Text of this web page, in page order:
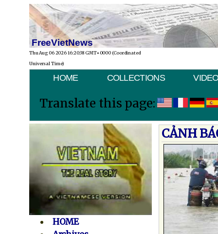
FreeVietNews
Thu Aug 06 2026 16:20:38 GMT+0000 (Coordinated
Universal Time)
HOME COLLECTIONS
Translate this page:
HOME
CẢNH